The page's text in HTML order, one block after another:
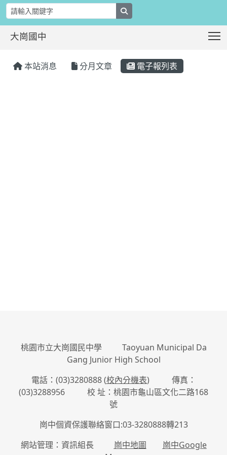
大崗國中
本站消息 分月文章 電子報列表
桃園市立大崗國民中學 Taoyuan Municipal Da
Gang Junior High School
電話：(03)3280888 (校內分機表) 傳真：
(03)3288956 校 址：桃園市龜山區文化二路168
號
崗中個資保護聯絡窗口:03-3280888轉213
網站管理：資訊組長 崗中地圖
崗中Google